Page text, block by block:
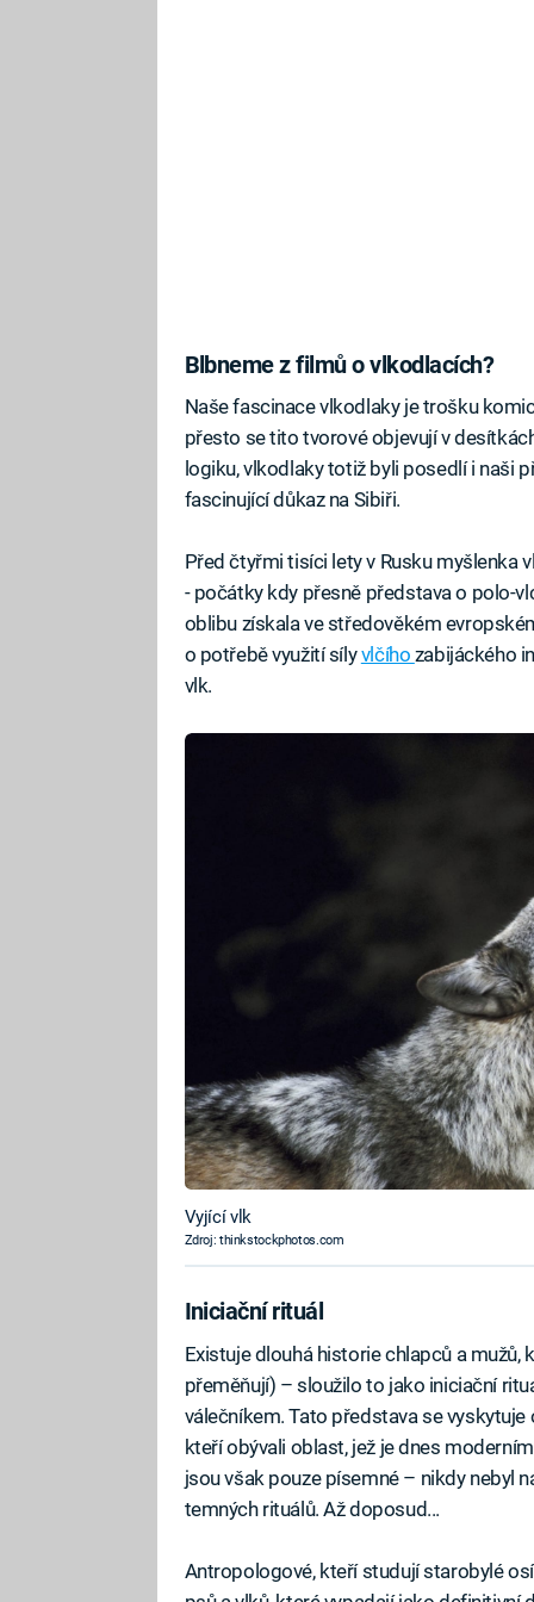
Blbneme z filmů o vlkodlacích?
Naše fascinace vlkodlaky je trošku
přesto se tito tvorové objevují v
logiku, vlkodlaky totiž byli posedlí i naši
fascinující důkaz na Sibiři.
Před čtyřmi tisíci lety v Rusku myšlenka
- počátky kdy přesně představa o polo-
oblibu získala ve středověkém
o potřebě využití sílyvlčího zabijáckého
vlk.
Vyjící vlk
Zdroj: thinkstockphotos.com
Iniciační rituál
Existuje dlouhá historie chlapců a mužů,
přeměňují) – sloužilo to jako iniciační
válečníkem. Tato představa se vyskytuje
kteří obývali oblast, jež je dnes
jsou však pouze písemné – nikdy nebyl
temných rituálů. Až doposud...
Antropologové, kteří studují starobylé